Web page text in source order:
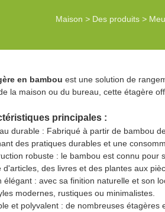
Maison > Des produits >
en bambou est une solution de
la maison ou du bureau, cette étagère
principales :
durable : Fabriqué à partir de bambou
des pratiques durables et une
robuste : le bambou est connu
d'articles, des livres et des plantes aux
élégant : avec sa finition naturelle et son
modernes, rustiques ou minimalistes.
et polyvalent : de nombreuses